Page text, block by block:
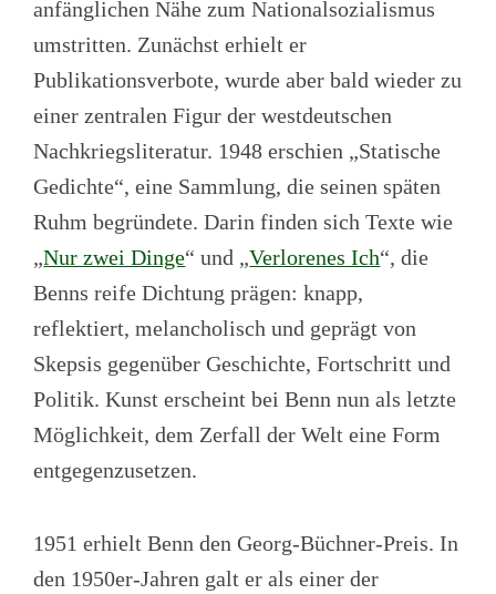
anfänglichen Nähe zum Nationalsozialismus
umstritten. Zunächst erhielt er
Publikationsverbote, wurde aber bald wieder zu
einer zentralen Figur der westdeutschen
Nachkriegsliteratur. 1948 erschien „Statische
Gedichte“, eine Sammlung, die seinen späten
Ruhm begründete. Darin finden sich Texte wie
„Nur zwei Dinge“ und „Verlorenes Ich“, die
Benns reife Dichtung prägen: knapp,
reflektiert, melancholisch und geprägt von
Skepsis gegenüber Geschichte, Fortschritt und
Politik. Kunst erscheint bei Benn nun als letzte
Möglichkeit, dem Zerfall der Welt eine Form
entgegenzusetzen.
1951 erhielt Benn den Georg-Büchner-Preis. In
den 1950er-Jahren galt er als einer der